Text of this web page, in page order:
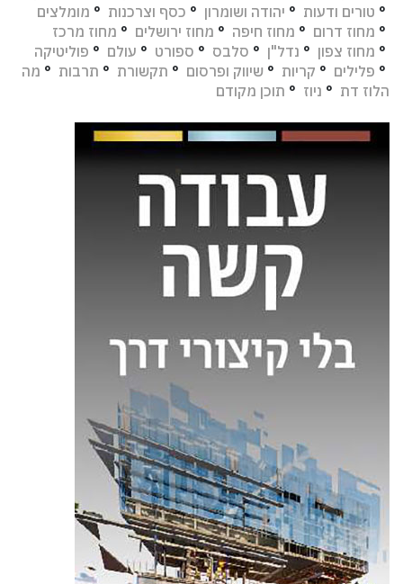
° טורים ודעות ° יהודה ושומרון ° כסף וצרכנות ° מומלצים
° מחוז דרום ° מחוז חיפה ° מחוז ירושלים ° מחוז מרכז
° מחוז צפון ° נדל"ן ° סלבס ° ספורט ° עולם ° פוליטיקה
° פלילים ° קריות ° שיווק ופרסום ° תקשורת ° תרבות ° מה
הלוז דת ° ניוז ° תוכן מקודם